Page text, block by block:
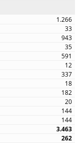
1.266
33
943
35
591
12
337
18
182
20
144
144
3.463
262